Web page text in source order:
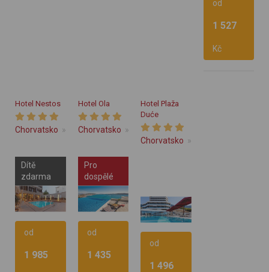
Vlastní
od
1 527
Kč
Hotel Nestos
Chorvatsko Střední Dalmácie Omiš
Dítě
zdarma
od
1 985
Hotel Ola
Chorvatsko Střední Dalmácie
Pro
dospělé
od
1 435
Hotel Plaža
Duće
Chorvatsko
od
1 496